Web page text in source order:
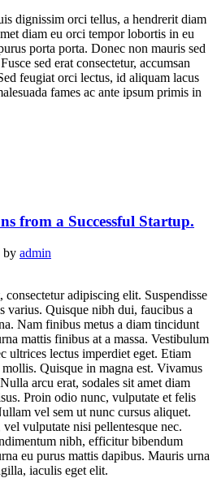
dignissim orci tellus, a hendrerit diam
diam eu orci tempor lobortis in eu
porta porta. Donec non mauris sed
sed erat consectetur, accumsan
feugiat orci lectus, id aliquam lacus
fames ac ante ipsum primis in
from a Successful Startup.
by admin
adipiscing elit. Suspendisse
varius. Quisque nibh dui, faucibus a
Nam finibus metus a diam tincidunt
mattis finibus at a massa. Vestibulum
ultrices lectus imperdiet eget. Etiam
Quisque in magna est. Vivamus
arcu erat, sodales sit amet diam
Proin odio nunc, vulputate et felis
vel sem ut nunc cursus aliquet.
vulputate nisi pellentesque nec.
nibh, efficitur bibendum
eu purus mattis dapibus. Mauris urna
iaculis eget elit.